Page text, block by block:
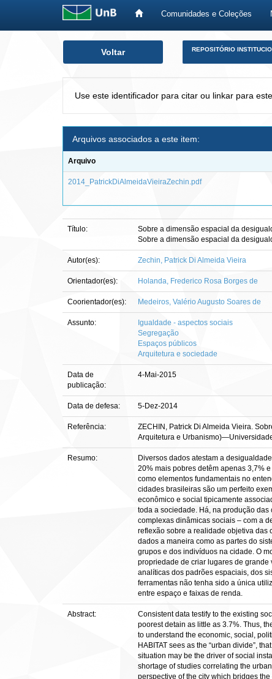
Comunidades e Coleções
Voltar REPOSITÓRIO
Use este identificador para citar ou linkar para
Arquivos associados a este item:
Arquivo
2014_PatrickDiAlmeidaVieiraZechin.pdf
Título:
Sobre a dimensão espacial da
Sobre a dimensão espacial da
Autor(es): Zechin, Patrick Di Almeida Vieira
Orientador(es): Holanda, Frederico Rosa Borges de
Coorientador(es): Medeiros, Valério Augusto Soares de
Assunto:
Igualdade - aspectos sociais
Segregação
Espaços públicos
Arquitetura e sociedade
Data de
publicação:
4-Mai-2015
Data de defesa: 5-Dez-2014
Referência:
ZECHIN, Patrick Di Almeida Vieira.
Arquitetura e
Resumo:
Diversos dados atestam a
20% mais pobres detêm apenas 3,7%
como elementos fundamentais no
cidades brasileiras são um perfeito
econômico e social tipicamente
toda a sociedade. Há, na produção
complexas dinâmicas sociais – com a
reflexão sobre a realidade objetiva das
dados a maneira como as partes do
grupos e dos indivíduos na cidade. O
propriedade de criar lugares de
analíticas dos padrões espaciais, dos
ferramentas não tenha sido a única
entre espaço e faixas de renda.
Abstract:
Consistent data testify to the existing
poorest detain as little as 3.7%. Thus,
to understand the economic, social,
HABITAT sees as the “urban divide”,
situation may be the driver of social
shortage of studies correlating the
perspective of the city which bridges